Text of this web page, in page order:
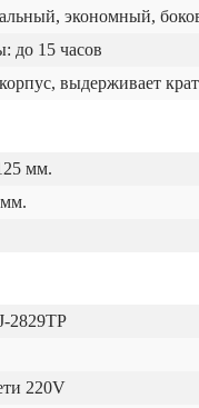
экономный,
до 15 часов
выдерживает
мм.
2829TP
220V